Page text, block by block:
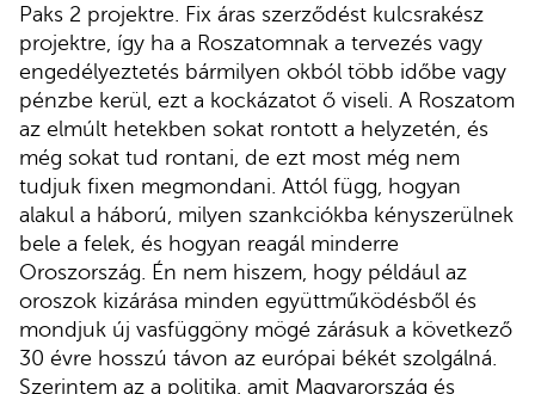
Paks 2 projektre. Fix áras szerződést kulcsrakész
projektre, így ha a Roszatomnak a tervezés vagy
engedélyeztetés bármilyen okból több időbe vagy
pénzbe kerül, ezt a kockázatot ő viseli. A Roszatom
az elmúlt hetekben sokat rontott a helyzetén, és
még sokat tud rontani, de ezt most még nem
tudjuk fixen megmondani. Attól függ, hogyan
alakul a háború, milyen szankciókba kényszerülnek
bele a felek, és hogyan reagál minderre
Oroszország. Én nem hiszem, hogy például az
oroszok kizárása minden együttműködésből és
mondjuk új vasfüggöny mögé zárásuk a következő
30 évre hosszú távon az európai békét szolgálná.
Szerintem az a politika, amit Magyarország és